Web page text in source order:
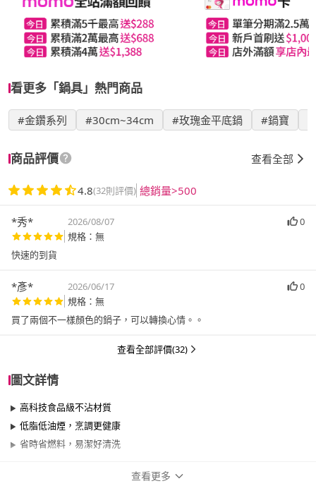
看更多「鍋具」熱門商品
#金鑽系列 #30cm~34cm #玫瑰金平底鍋 #鍋寶
商品評價 查看全部
4.8(32則評價) 總銷量>500
*秀* 2026/08/07
0
規格：無
快速的到貨
*彥* 2026/06/17
0
規格：無
買了兩個不一樣顏色的鍋子，可以轉換心情。。
查看全部評價(32)
圖文詳情
高科技食品級不沾材質
低脂低油煙，烹調更健康
省時省燃料，易潔好清洗
查看更多